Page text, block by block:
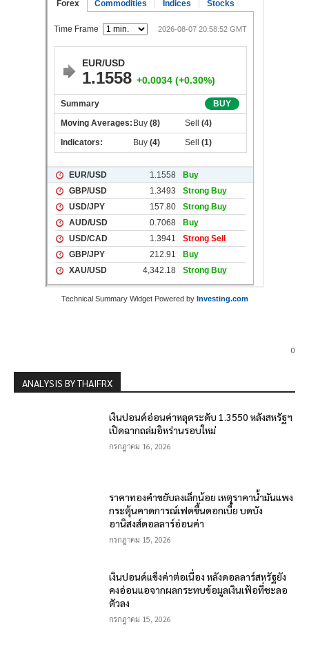
Technical Summary Widget Powered by Investing.com
0
ANALYSIS BY THAIFRX
เงินปอนด์อ่อนค่าหลุดระดับ 1.3550 หลังสหรัฐฯ
เปิดฉากถล่มอิหร่านรอบใหม่
กรกฎาคม 16, 2026
ราคาทองคำขยับลงเล็กน้อย เหตุราคาน้ำมันแพง
กระตุ้นคาดการณ์เฟดขึ้นดอกเบี้ย บดบัง
อานิสงส์ดอลลาร์อ่อนค่า
กรกฎาคม 15, 2026
เงินปอนด์แข็งค่าต่อเนื่อง หลังดอลลาร์สหรัฐยัง
คงอ่อนแอจากผลกระทบข้อมูลเงินเฟ้อที่ชะลอ
ตัวลง
กรกฎาคม 15, 2026